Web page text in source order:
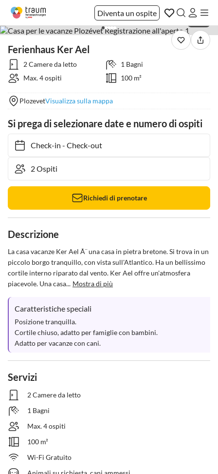
Diventa un ospite
Ferienhaus Ker Ael
2 Camere da letto
1 Bagni
Max. 4 ospiti
100 m²
PlozevetVisualizza sulla mappa
Si prega di selezionare date e numero di ospiti
Check-in- Check-out
Richiedi di prenotare
Descrizione
La casa vacanze Ker Ael Ã¨ una casa in pietra bretone. Si trova in un
piccolo borgo tranquillo, con vista sull'Atlantico. Ha un bellissimo
cortile interno riparato dal vento. Ker Ael offre un'atmosfera
piacevole. Una casa... Mostra di più
Caratteristiche speciali
Posizione tranquilla.
Cortile chiuso, adatto per famiglie con bambini.
Adatto per vacanze con cani.
Servizi
2 Camere da letto
1 Bagni
Max. 4 ospiti
100 m²
Wi-Fi Gratuito